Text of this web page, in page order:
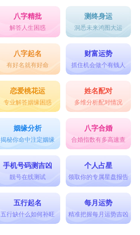
八字精批
解答人生困惑
测终身运
洞悉未来鸿图大运
八字起名
有好名就有好命
财富运势
抓住机会做个有钱人
恋爱桃花运
专业解答姻缘困惑
姓名配对
多维分析配对情况
姻缘分析
揭秘你命中注定姻缘
八字合婚
合婚指数有多高速查
手机号码测吉凶
靓号在线测试
个人占星
领取你的专属星盘报告
五行起名
五行缺什么如何补旺
每月运势
精准把握每月运势吉凶